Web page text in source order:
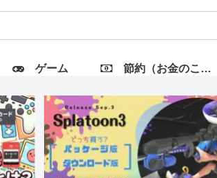
ゲーム 節約（お金のこと）